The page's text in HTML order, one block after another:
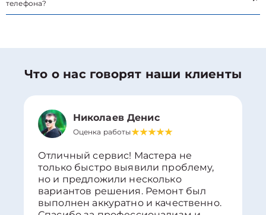
телефона?
Что о нас говорят наши клиенты
Николаев Денис
Оценка работы
Отличный сервис! Мастера не
только быстро выявили проблему,
но и предложили несколько
вариантов решения. Ремонт был
выполнен аккуратно и качественно.